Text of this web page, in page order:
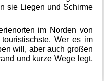
sie Liegen und Schirme
im Norden von
Wer es im
will, aber auch großen
und kurze Wege legt,